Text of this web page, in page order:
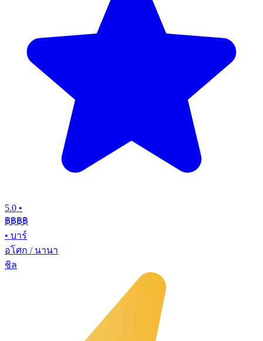
5.0 •
฿฿฿฿
• บาร์
อโศก / นานา
ชิล